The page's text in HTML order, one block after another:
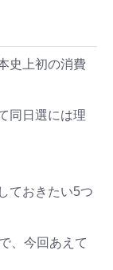
史上初の消費
同日選には理
ておきたい5つ
、今回あえて